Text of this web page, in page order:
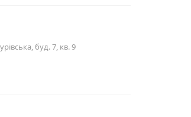
буд. 7, кв. 9